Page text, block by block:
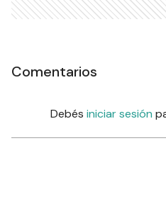
Comentarios
Debés iniciar sesión